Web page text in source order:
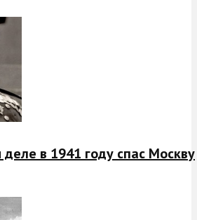
в 1941 году спас Москву